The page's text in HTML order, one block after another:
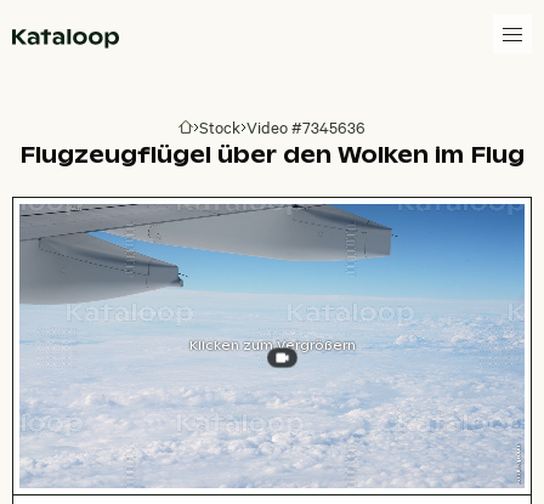
Zur Homepage
Stock Video #7345636
Flugzeugflügel über den Wolken im Flug
Klicken zum Vergrößern